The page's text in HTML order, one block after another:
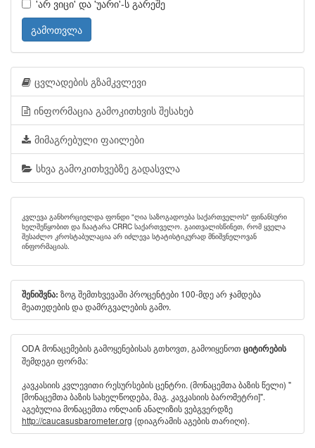
'არ ვიცი' და 'უარი'-ს გარეშე
გამოთვლა
ცვლადების გზამკვლევი
ინფორმაცია გამოკითხვის შესახებ
მიმაგრებული ფაილები
სხვა გამოკითხვებზე გადასვლა
კვლევა განხორციელდა ფონდი "ღია საზოგადოება საქართველოს" ფინანსური
ხელშეწყობით და ჩაატარა CRRC საქართველო. გაითვალისწინეთ, რომ ყველა
შესაძლო კროსტაბულაცია არ იძლევა სტატისტიკურად მნიშვნელოვან
ინფორმაციას.
შენიშვნა: ზოგ შემთხვევაში პროცენტები 100-მდე არ ჯამდება
მეათედების და დამრგვალების გამო.
ODA მონაცემების გამოყენებისას გთხოვთ, გამოიყენოთ ციტირების
შემდეგი ფორმა:
კავკასიის კვლევითი რესურსების ცენტრი. (მონაცემთა ბაზის წელი) "
[მონაცემთა ბაზის სახელწოდება, მაგ. კავკასიის ბარომეტრი]".
აგებულია მონაცემთა ონლაინ ანალიზის ვებგვერდზე
http://caucasusbarometer.org {დიაგრამის აგების თარიღი}.